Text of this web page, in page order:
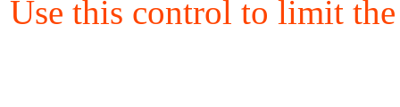
Use this control to limit